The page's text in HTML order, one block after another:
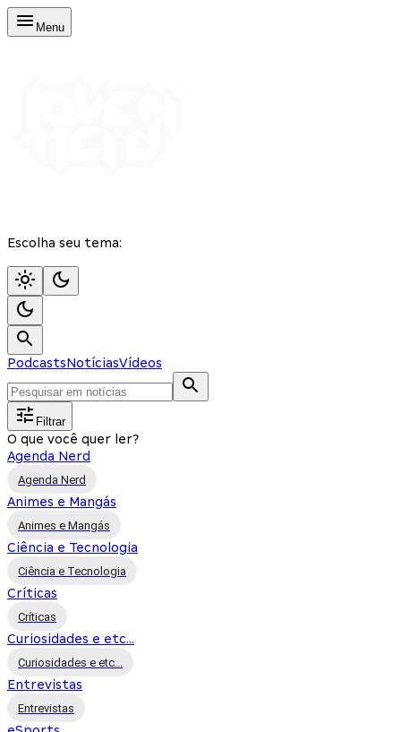
Menu
Escolha seu tema:
PodcastsNotíciasVídeos
Filtrar
O que você quer ler?
Agenda Nerd
Agenda Nerd
Animes e Mangás
Animes e Mangás
Ciência e Tecnologia
Ciência e Tecnologia
Críticas
Críticas
Curiosidades e etc...
Curiosidades e etc...
Entrevistas
Entrevistas